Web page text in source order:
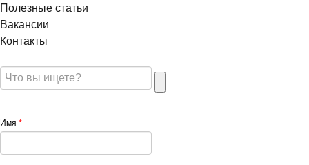
Полезные статьи
Вакансии
Контакты
Имя *